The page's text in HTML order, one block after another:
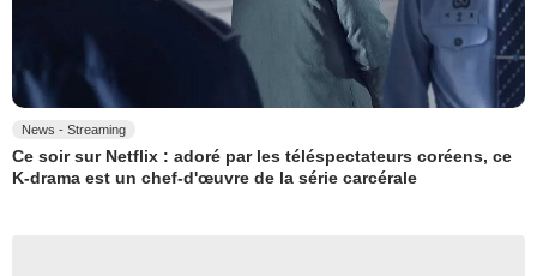
News - Streaming
Ce soir sur Netflix : adoré par les téléspectateurs coréens, ce
K-drama est un chef-d'œuvre de la série carcérale